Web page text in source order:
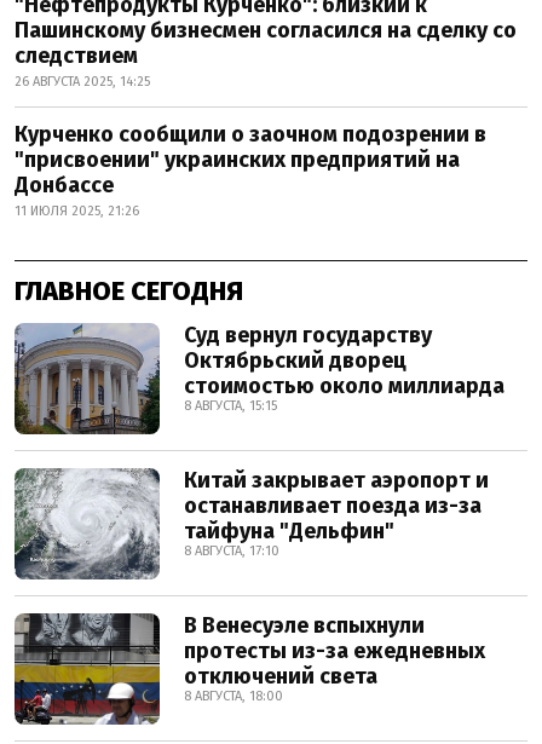
Пашинскому бизнесмен согласился на сделку со
следствием
26 АВГУСТА 2025, 14:25
Курченко сообщили о заочном подозрении в
"присвоении" украинских предприятий на
Донбассе
11 ИЮЛЯ 2025, 21:26
ГЛАВНОЕ СЕГОДНЯ
Суд вернул государству
Октябрьский дворец
стоимостью около миллиарда
8 АВГУСТА, 15:15
Китай закрывает аэропорт и
останавливает поезда из-за
тайфуна "Дельфин"
8 АВГУСТА, 17:10
В Венесуэле вспыхнули
протесты из-за ежедневных
отключений света
8 АВГУСТА, 18:00